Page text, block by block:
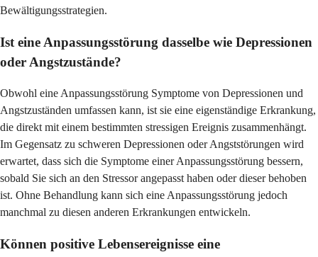
Bewältigungsstrategien.
Ist eine Anpassungsstörung dasselbe wie Depressionen
oder Angstzustände?
Obwohl eine Anpassungsstörung Symptome von Depressionen und
Angstzuständen umfassen kann, ist sie eine eigenständige Erkrankung,
die direkt mit einem bestimmten stressigen Ereignis zusammenhängt.
Im Gegensatz zu schweren Depressionen oder Angststörungen wird
erwartet, dass sich die Symptome einer Anpassungsstörung bessern,
sobald Sie sich an den Stressor angepasst haben oder dieser behoben
ist. Ohne Behandlung kann sich eine Anpassungsstörung jedoch
manchmal zu diesen anderen Erkrankungen entwickeln.
Können positive Lebensereignisse eine